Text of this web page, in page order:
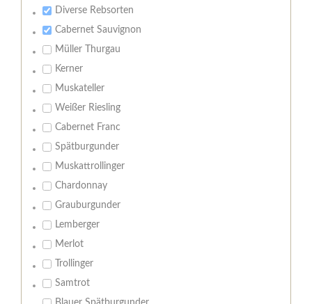
Diverse Rebsorten
Cabernet Sauvignon
Müller Thurgau
Kerner
Muskateller
Weißer Riesling
Cabernet Franc
Spätburgunder
Muskattrollinger
Chardonnay
Grauburgunder
Lemberger
Merlot
Trollinger
Samtrot